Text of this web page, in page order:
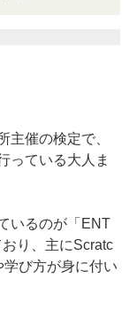
主催の検定で、
っている大人ま
いるのが「ENT
り、主にScratc
び方が身に付い